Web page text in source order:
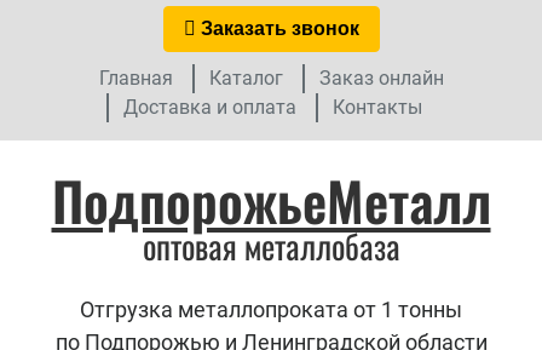
Заказать звонок
Главная Каталог
Заказ онлайн
Доставка и оплата
Контакты
ПодпорожьеМеталл
оптовая металлобаза
Отгрузка металлопроката от 1 тонны
по Подпорожью и Ленинградской области